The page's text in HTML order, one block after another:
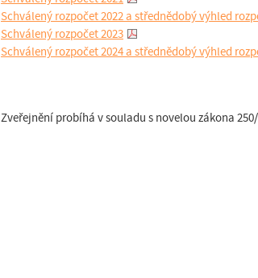
Schválený rozpočet 2022 a střednědobý výhled
Schválený rozpočet 2023
Schválený rozpočet 2024 a střednědobý výhled
Zveřejnění probíhá v souladu s novelou zákona